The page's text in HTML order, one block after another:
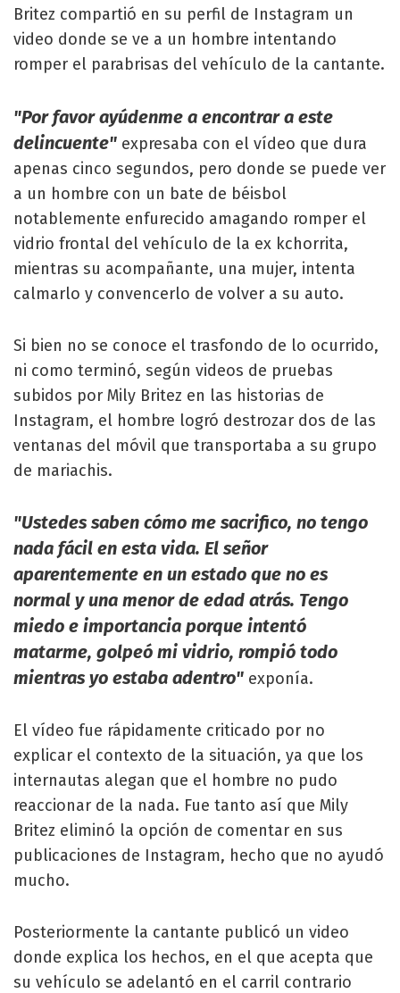
Britez compartió en su perfil de Instagram un
video donde se ve a un hombre intentando
romper el parabrisas del vehículo de la cantante.
"Por favor ayúdenme a encontrar a este
delincuente" expresaba con el vídeo que dura
apenas cinco segundos, pero donde se puede ver
a un hombre con un bate de béisbol
notablemente enfurecido amagando romper el
vidrio frontal del vehículo de la ex kchorrita,
mientras su acompañante, una mujer, intenta
calmarlo y convencerlo de volver a su auto.
Si bien no se conoce el trasfondo de lo ocurrido,
ni como terminó, según videos de pruebas
subidos por Mily Britez en las historias de
Instagram, el hombre logró destrozar dos de las
ventanas del móvil que transportaba a su grupo
de mariachis.
"Ustedes saben cómo me sacrifico, no tengo
nada fácil en esta vida. El señor
aparentemente en un estado que no es
normal y una menor de edad atrás. Tengo
miedo e importancia porque intentó
matarme, golpeó mi vidrio, rompió todo
mientras yo estaba adentro" exponía.
El vídeo fue rápidamente criticado por no
explicar el contexto de la situación, ya que los
internautas alegan que el hombre no pudo
reaccionar de la nada. Fue tanto así que Mily
Britez eliminó la opción de comentar en sus
publicaciones de Instagram, hecho que no ayudó
mucho.
Posteriormente la cantante publicó un video
donde explica los hechos, en el que acepta que
su vehículo se adelantó en el carril contrario